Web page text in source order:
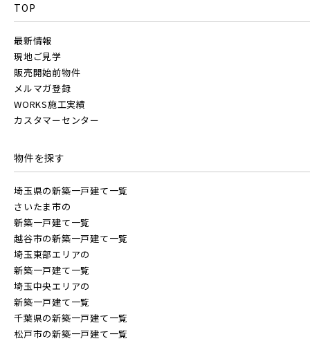
TOP
最新情報
現地ご見学
販売開始前物件
メルマガ登録
WORKS施工実績
カスタマーセンター
物件を探す
埼玉県の新築一戸建て一覧
さいたま市の
新築一戸建て一覧
越谷市の新築一戸建て一覧
埼玉東部エリアの
新築一戸建て一覧
埼玉中央エリアの
新築一戸建て一覧
千葉県の新築一戸建て一覧
松戸市の新築一戸建て一覧